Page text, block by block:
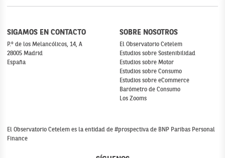
SIGAMOS EN CONTACTO
P.º de los Melancólicos, 14, A
28005 Madrid
España
SOBRE NOSOTROS
El Observatorio Cetelem
Estudios sobre Sostenibilidad
Estudios sobre Motor
Estudios sobre Consumo
Estudios sobre eCommerce
Barómetro de Consumo
Los Zooms
El Observatorio Cetelem es la entidad de #prospectiva de BNP Paribas Personal
Finance